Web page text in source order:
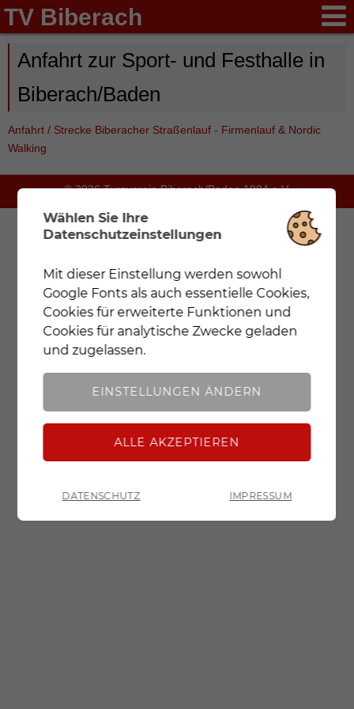
TV Biberach
Anfahrt zur Sport- und Festhalle in
Biberach/Baden
Anfahrt / Strecke Biberacher Straßenlauf - Firmenlauf & Nordic
Walking
© 2026 Turnverein Biberach/Baden 1904 e.V.
Wählen Sie Ihre
Datenschutzeinstellungen
Notwendig Mit dieser Einstellung werden nur
Cookies und Google Fonts geladen, die für eine
korrekte Darstellung der Webseite zwingend
notwendig sind.
Analyse Mit dieser Einstellung werden sowohl
Google Fonts als auch essentielle Cookies, Cookies
Mit dieser Einstellung werden sowohl
Google Fonts als auch essentielle Cookies,
Cookies für erweiterte Funktionen und
Cookies für analytische Zwecke geladen
und zugelassen.
EINSTELLUNGEN ÄNDERN
DATENSCHUTZ IMPRESSUM